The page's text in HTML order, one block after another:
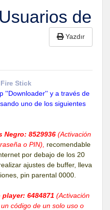
de
Yazdır
Stick
''Downloader'' y a través de
uno de los siguientes
Negro: 8529936 (Activación
o PIN), recomendable
por debajo de los 20
ajustes de buffer, lleva
pin parental 0000.
player: 6484871 (Activación
código de un solo uso o